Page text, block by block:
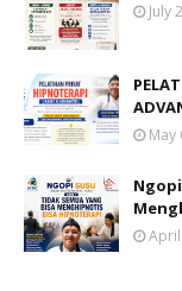
July
May